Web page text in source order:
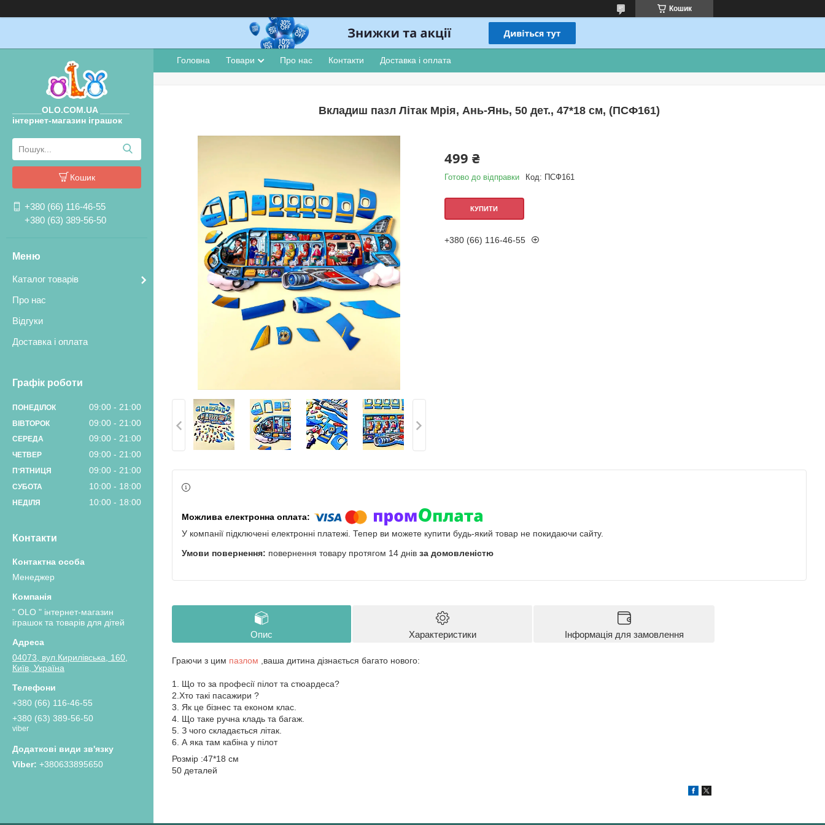
Кошик
______OLO.COM.UA ______
інтернет-магазин іграшок
Кошик
+380 (66) 116-46-55
+380 (63) 389-56-50
Каталог товарів
Про нас
Відгуки
Доставка і оплата
Графік роботи
ПОНЕДІЛОК 09:00 21:00
ВІВТОРОК 09:00 21:00
СЕРЕДА 09:00 21:00
ЧЕТВЕР 09:00 21:00
ПʼЯТНИЦЯ 09:00 21:00
СУБОТА 10:00 18:00
НЕДІЛЯ 10:00 18:00
Контакти
Менеджер
" OLO " інтернет-магазин
іграшок та товарів для дітей
04073, вул.Кирилівська, 160,
Київ, Україна
+380 (66) 116-46-55
+380 (63) 389-56-50
viber
+380633895650
Головна Товари Про нас Контакти Доставка і оплата
Вкладиш пазл Літак Мрія, Ань-Янь, 50 дет., 47*18 см, (ПСФ161)
499 ₴
Готово до відправки Код: ПСФ161
КУПИТИ
+380 (66) 116-46-55
У компанії підключені електронні платежі. Тепер ви можете купити будь-який товар не покидаючи сайту.
повернення товару протягом 14 днів за домовленістю
Опис Характеристики Інформація для замовлення
Граючи з цим пазлом ,ваша дитина дізнається багато нового:
1. Що то за професії пілот та стюардеса?
2.Хто такі пасажири ?
3. Як це бізнес та економ клас.
4. Що таке ручна кладь та багаж.
5. З чого складається літак.
6. А яка там кабіна у пілот
Розмір :47*18 см
50 деталей